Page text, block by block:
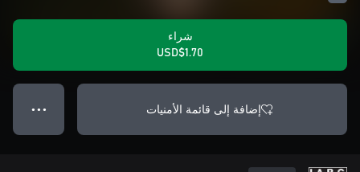
شراء
USD$1.70
إضافة إلى قائمة الأمنيات ● ● ●